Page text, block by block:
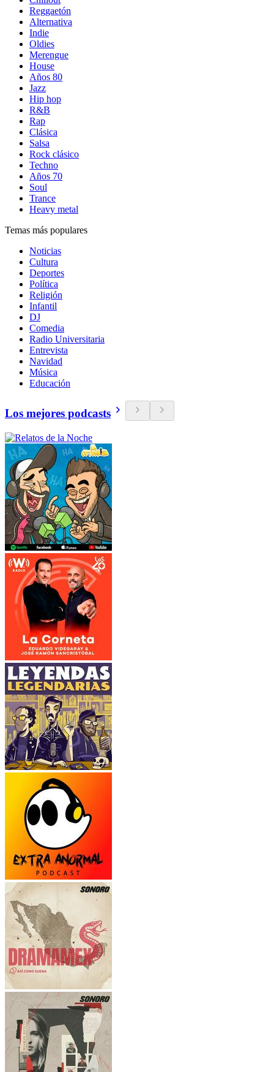
Reggaetón
Alternativa
Indie
Oldies
Merengue
House
Años 80
Jazz
Hip hop
R&B
Rap
Clásica
Salsa
Rock clásico
Techno
Años 70
Soul
Trance
Heavy metal
Temas más populares
Noticias
Cultura
Deportes
Política
Religión
Infantil
DJ
Comedia
Radio Universitaria
Entrevista
Navidad
Música
Educación
Los mejores podcasts